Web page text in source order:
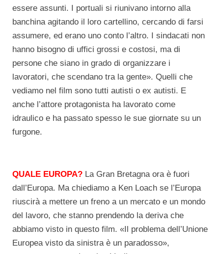
essere assunti. I portuali si riunivano intorno alla
banchina agitando il loro cartellino, cercando di farsi
assumere, ed erano uno conto l’altro. I sindacati non
hanno bisogno di uffici grossi e costosi, ma di
persone che siano in grado di organizzare i
lavoratori, che scendano tra la gente». Quelli che
vediamo nel film sono tutti autisti o ex autisti. E
anche l’attore protagonista ha lavorato come
idraulico e ha passato spesso le sue giornate su un
furgone.
QUALE EUROPA? La Gran Bretagna ora è fuori
dall’Europa. Ma chiediamo a Ken Loach se l’Europa
riuscirà a mettere un freno a un mercato e un mondo
del lavoro, che stanno prendendo la deriva che
abbiamo visto in questo film. «Il problema dell’Unione
Europea visto da sinistra è un paradosso»,